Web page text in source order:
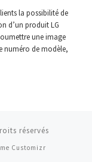
la possibilité de
d’un produit LG
une image
numéro de modèle,
réservés
Customizr